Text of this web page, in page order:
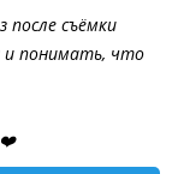
съёмки
понимать, что